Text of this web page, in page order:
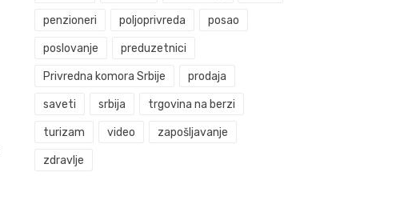
penzioneri poljoprivreda posao
poslovanje preduzetnici
Privredna komora Srbije prodaja
saveti srbija trgovina na berzi
turizam video zapošljavanje
zdravlje